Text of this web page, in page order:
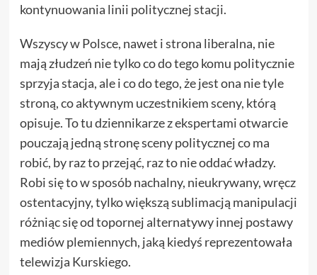
kontynuowania linii politycznej stacji.
Wszyscy w Polsce, nawet i strona liberalna, nie
mają złudzeń nie tylko co do tego komu politycznie
sprzyja stacja, ale i co do tego, że jest ona nie tyle
stroną, co aktywnym uczestnikiem sceny, którą
opisuje. To tu dziennikarze z ekspertami otwarcie
pouczają jedną stronę sceny politycznej co ma
robić, by raz to przejąć, raz to nie oddać władzy.
Robi się to w sposób nachalny, nieukrywany, wręcz
ostentacyjny, tylko większą sublimacją manipulacji
różniąc się od topornej alternatywy innej postawy
mediów plemiennych, jaką kiedyś reprezentowała
telewizja Kurskiego.